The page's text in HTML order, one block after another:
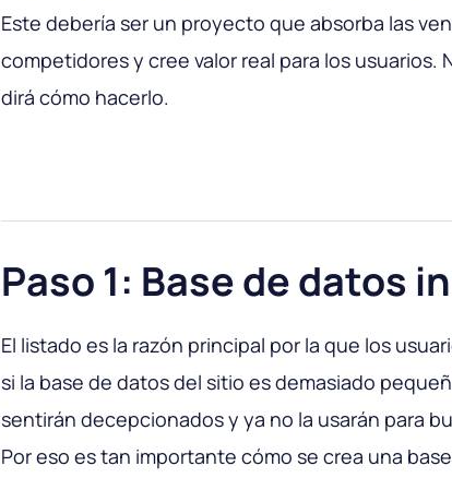
Este debería ser un proyecto que absorba las
competidores y cree valor real para los usuarios.
dirá cómo hacerlo.
Paso 1: Base de datos
El listado es la razón principal por la que los
si la base de datos del sitio es demasiado
sentirán decepcionados y ya no la usarán para
Por eso es tan importante cómo se crea una